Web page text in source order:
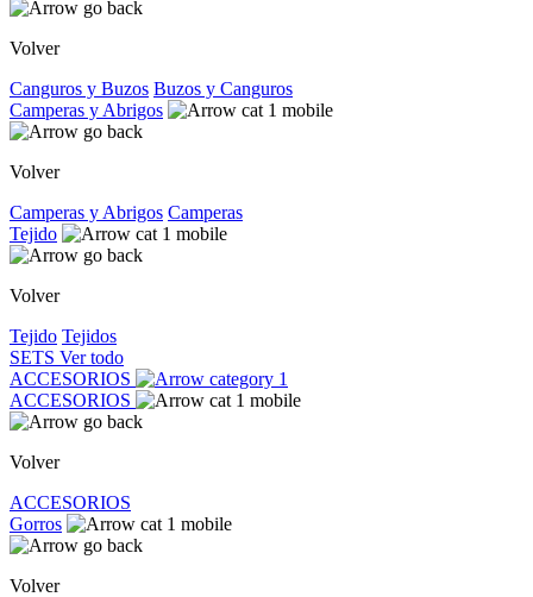
Volver
Canguros y Buzos Buzos y Canguros
Camperas y Abrigos
Volver
Camperas y Abrigos Camperas
Tejido
Volver
Tejido Tejidos
SETS Ver todo
ACCESORIOS
ACCESORIOS
Volver
ACCESORIOS
Gorros
Volver